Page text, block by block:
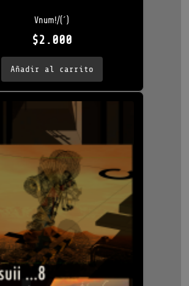
Vnum!/(´)
$2.000
Añadir al carrito